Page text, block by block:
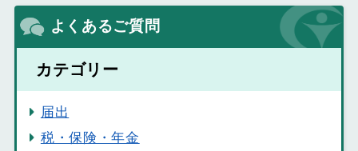
よくあるご質問
カテゴリー
届出
税・保険・年金